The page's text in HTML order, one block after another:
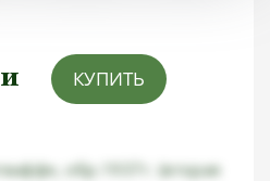
КУПИТЬ
обр.1937г. (вторая